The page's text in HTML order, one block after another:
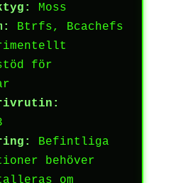
Moss
Btrfs, Bcachefs
stöd för
Befintliga
behöver
om